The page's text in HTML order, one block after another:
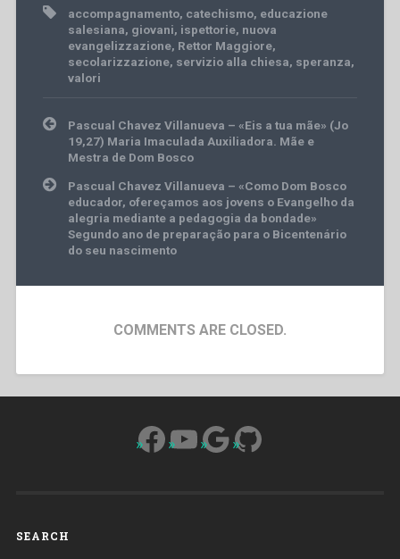
accompagnamento, catechismo, educazione
salesiana, giovani, ispettorie, nuova
evangelizzazione, Rettor Maggiore,
secolarizzazione, servizio alla chiesa, speranza,
valori
Post
navigation
Pascual Chavez Villanueva – «Eis a tua mãe» (Jo
19,27) Maria Imaculada Auxiliadora. Mãe e
Mestra de Dom Bosco
Pascual Chavez Villanueva – «Como Dom Bosco
educador, ofereçamos aos jovens o Evangelho da
alegria mediante a pedagogia da bondade»
Segundo ano de preparação para o Bicentenário
do seu nascimento
COMMENTS ARE CLOSED.
Facebook
YouTube
Google
GitHub
SEARCH